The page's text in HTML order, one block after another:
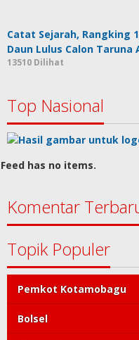
Catat Sejarah, Rangking
Daun Lulus Calon Taruna
13510 Dilihat
Top Nasional
Feed has no items.
Komentar
Topik Populer
Pemkot Kotamobagu
Bolsel